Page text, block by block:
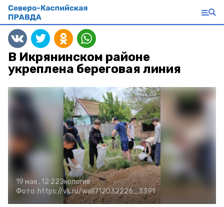
В Икрянинском районе
укреплена береговая линия
19 мая , 12:22Экология
Фото: https://vk.ru/wall712032226_3391